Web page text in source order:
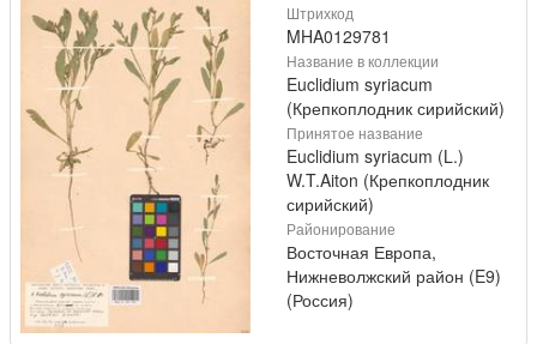
Штрихкод
MHA0129781
Название в коллекции
Euclidium syriacum
(Крепкоплодник сирийский)
Принятое название
Euclidium syriacum (L.)
W.T.Aiton (Крепкоплодник
сирийский)
Районирование
Восточная Европа,
Нижневолжский район (E9)
(Россия)